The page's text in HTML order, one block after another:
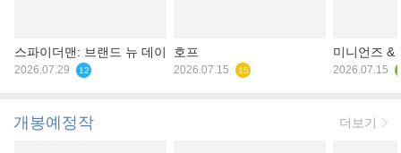
스파이더맨: 브랜드 뉴 데이
2026.07.29 12
호프
2026.07.15 15
미니언즈 &
2026.07.15
개봉예정작 더보기